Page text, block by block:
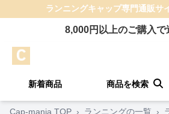
ランニングキャップ専門通販サ
8,000円以上のご購入で
新着商品 商品を検索
Cap-mania TOP › ランニングの一覧 ›